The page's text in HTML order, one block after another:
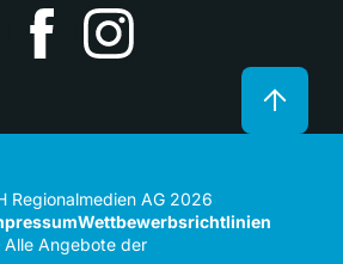
Regionalmedien AG 2026
Wettbewerbsrichtlinien
Alle Angebote der